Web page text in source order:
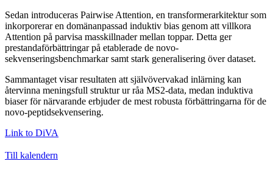
Sedan introduceras Pairwise Attention, en transformerarkitektur som
inkorporerar en domänanpassad induktiv bias genom att villkora
Attention på parvisa masskillnader mellan toppar. Detta ger
prestandaförbättringar på etablerade de novo-
sekvenseringsbenchmarkar samt stark generalisering över dataset.
Sammantaget visar resultaten att självövervakad inlärning kan
återvinna meningsfull struktur ur råa MS2-data, medan induktiva
biaser för närvarande erbjuder de mest robusta förbättringarna för de
novo-peptidsekvensering.
Link to DiVA
Till kalendern